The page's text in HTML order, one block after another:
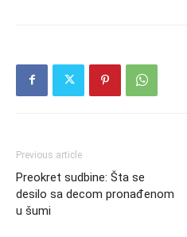
Previous article
Preokret sudbine: Šta se
desilo sa decom pronađenom
u šumi